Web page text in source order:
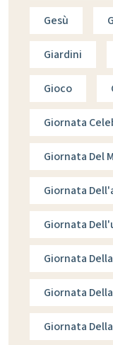
Gesù
Giardini
Gioco
Giornata
Giornata Del
Giornata
Giornata
Giornata
Giornata
Giornata